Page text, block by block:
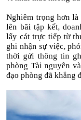
Nghiêm trọng hơn
lên bãi tập kết,
lấy cát trực tiếp từ
ghi nhận sự việc,
thời gửi thông tin
phòng Tài nguyên
đạo phòng đã khẳng